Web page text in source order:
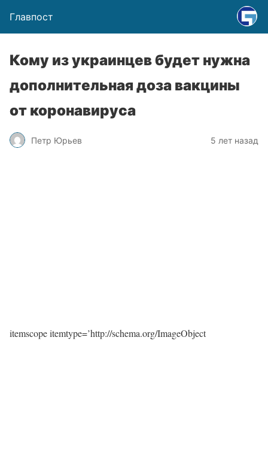
Главпост
Кому из украинцев будет нужна
дополнительная доза вакцины
от коронавируса
Петр Юрьев 5 лет назад
itemscope itemtype=’http://schema.org/ImageObject